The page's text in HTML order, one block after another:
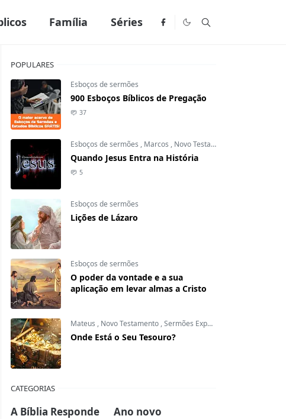
Família Séries
POPULARES
Esboços de sermões
900 Esboços Bíblicos de Pregação
37
Esboços de sermões , Marcos , Novo Testamento
Quando Jesus Entra na História
5
Esboços de sermões
Lições de Lázaro
Esboços de sermões
O poder da vontade e a sua
aplicação em levar almas a Cristo
Mateus , Novo Testamento ,Sermões Expositivos
Onde Está o Seu Tesouro?
CATEGORIAS
A Bíblia Responde
Ano novo